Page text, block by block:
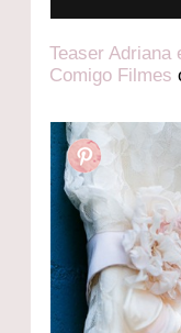
Teaser Adriana
Comigo Filmes